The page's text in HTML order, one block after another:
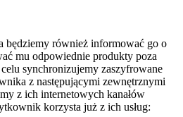
będziemy również informować go o
mu odpowiednie produkty poza
synchronizujemy zaszyfrowane
z następującymi zewnętrznymi
z ich internetowych kanałów
korzysta już z ich usług: